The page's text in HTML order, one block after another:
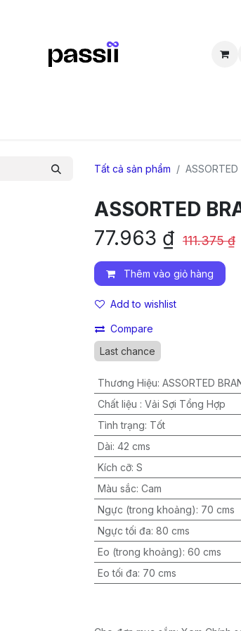
Tất cả sản phẩm ASSORTED
ASSORTED
77.963 ₫ 111.375₫
Thêm vào giỏ hàng
Add to wishlist
Compare
Last chance
Thương Hiệu: ASSORTED
Chất liệu : Vải Sợi Tổng Hợp
Tình trạng: Tốt
Dài: 42 cms
Kích cỡ: S
Màu sắc: Cam
Ngực (trong khoảng): 70 cms
Ngực tối đa: 80 cms
Eo (trong khoảng): 60 cms
Eo tối đa: 70 cms